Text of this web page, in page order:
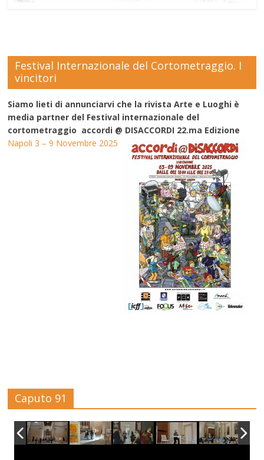
Festival Internazionale del Cortometraggio. I
vincitori
Siamo lieti di annunciarvi che la rivista Arte e Luoghi è
media partner del Festival internazionale del
cortometraggio accordi @ DISACCORDI 22.ma Edizione
Napoli 3 – 9 Novembre 2025
Caputo 91